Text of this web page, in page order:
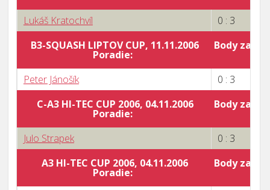
Lukáš Kratochvíl
0 : 3
B3-SQUASH LIPTOV CUP, 11.11.2006
Poradie:
Body za
Peter Jánošík
0 : 3
C-A3 HI-TEC CUP 2006, 04.11.2006
Poradie:
Body za
Julo Strapek
0 : 3
A3 HI-TEC CUP 2006, 04.11.2006
Poradie:
Body za